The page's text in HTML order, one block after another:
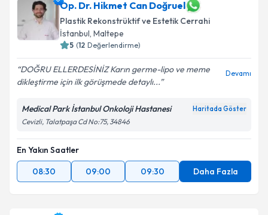
Op. Dr. Hikmet Can Doğruel
Plastik Rekonstrüktif ve Estetik Cerrahi
İstanbul, Maltepe
5 (12 Değerlendirme)
DOĞRU ELLERDESİNİZ Karın germe-lipo ve meme
dikleştirme için ilk görüşmede detaylı...
Devamı
Medical Park İstanbul Onkoloji Hastanesi Haritada Göster
Cevizli, Talatpaşa Cd No:75, 34846
En Yakın Saatler
08:30
09:00 09:30 Daha Fazla